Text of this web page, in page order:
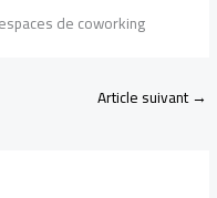
de coworking
Article suivant→